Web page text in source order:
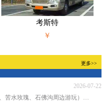
考斯特
￥
更多>>
2026-07-22
一、游客自驾出游好评（刘家峡、苦水玫瑰、石佛沟周边游玩）来兰州游玩，对比好几家租